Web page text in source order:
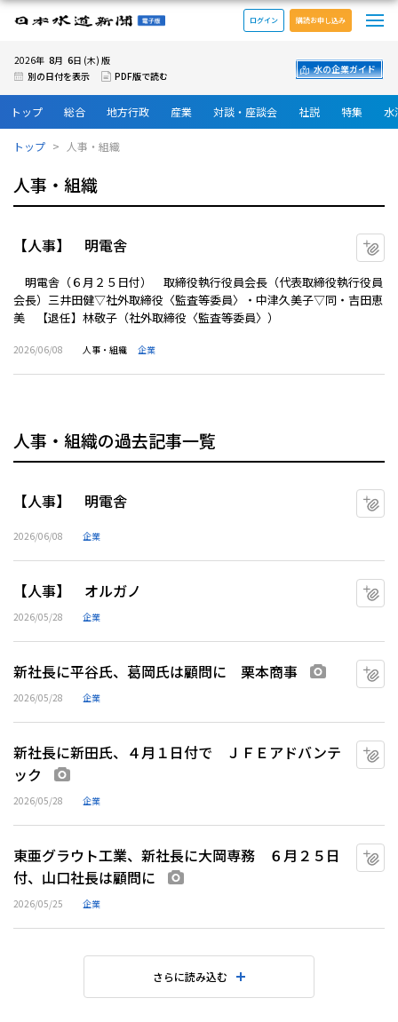
日本水道新聞 電子版
ログイン 購読お申し込み
2026年 8月 6日 (木) 版
別の日付を表示
PDF版で読む
水の企業ガイド
トップ 総合 地方行政 産業 対談・座談会 社説 特集 水
トップ 人事・組織
人事・組織
【人事】 明電舎
明電舎（６月２５日付） 取締役執行役員会長（代表取締役執行役員
会長）三井田健▽社外取締役〈監査等委員〉・中津久美子▽同・吉田恵
美 【退任】林敬子（社外取締役〈監査等委員〉）
2026/06/08 人事・組織 企業
人事・組織の過去記事一覧
【人事】 明電舎
2026/06/08 企業
【人事】 オルガノ
2026/05/28 企業
新社長に平谷氏、葛岡氏は顧問に 栗本商事 画像あり
2026/05/28 企業
新社長に新田氏、４月１日付で ＪＦＥアドバンテ
ック
2026/05/28 企業
東亜グラウト工業、新社長に大岡専務 ６月２５日
付、山口社長は顧問に
2026/05/25 企業
さらに読み込む